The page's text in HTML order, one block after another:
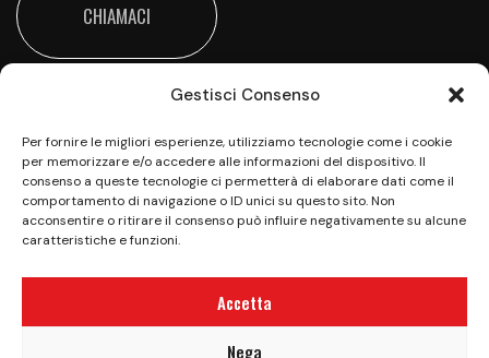
Gestisci Consenso
Per fornire le migliori esperienze, utilizziamo tecnologie come i cookie
per memorizzare e/o accedere alle informazioni del dispositivo. Il
consenso a queste tecnologie ci permetterà di elaborare dati come il
comportamento di navigazione o ID unici su questo sito. Non
acconsentire o ritirare il consenso può influire negativamente su alcune
caratteristiche e funzioni.
Accetta
Nega
CHIAMACI
Vieni a trovarci all’Happy Valley per una giornata
all’insegna del divertimento e della sana
Cookie Policy (UE)